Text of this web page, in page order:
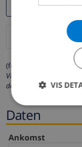
(felter markeret med *
Vi beskytter dit
delt med andre.
Daten
Ankomst
VIS